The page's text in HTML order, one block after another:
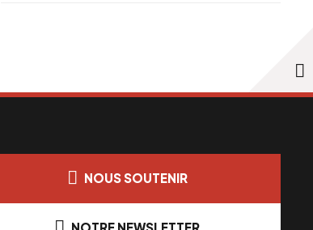
NOUS SOUTENIR